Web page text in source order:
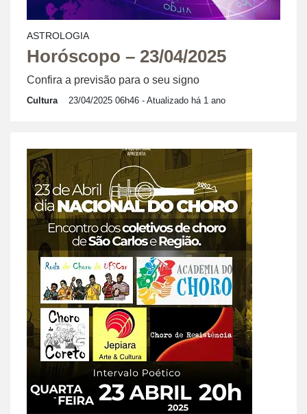
ASTROLOGIA
Horóscopo – 23/04/2025
Confira a previsão para o seu signo
Cultura 23/04/2025 06h46 - Atualizado há 1 ano